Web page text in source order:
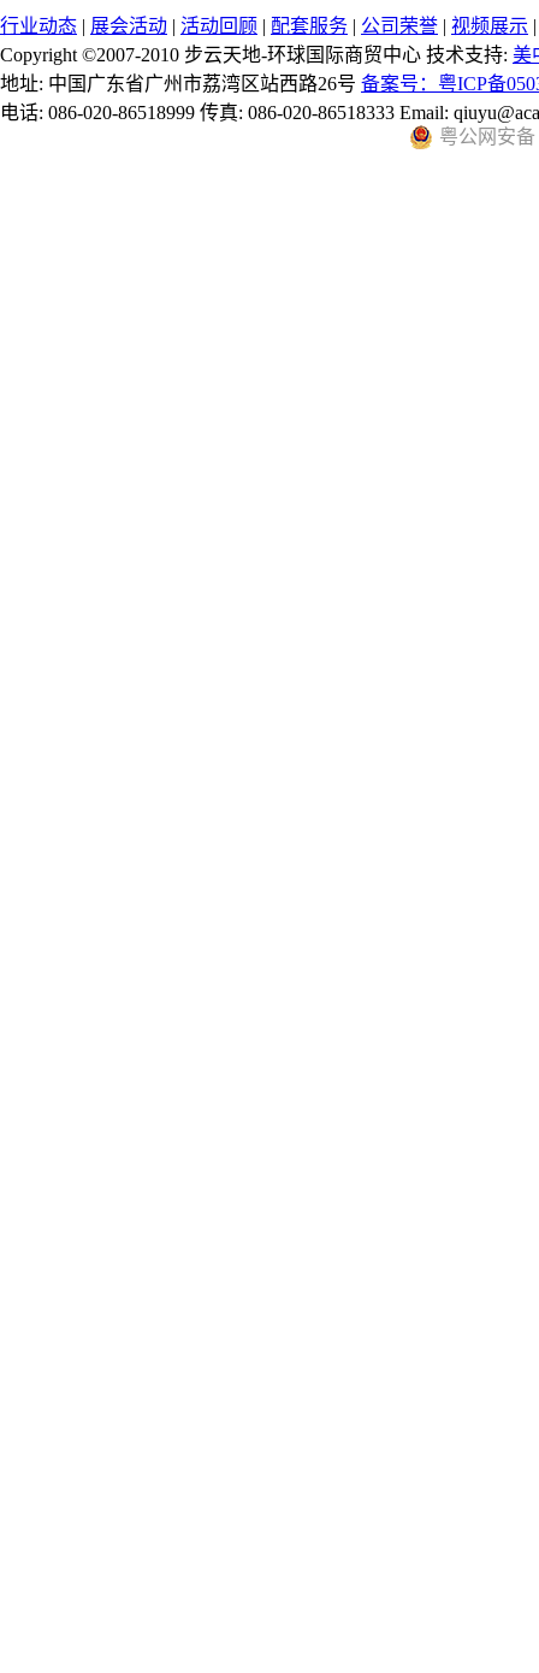
行业动态 | 展会活动 | 活动回顾 | 配套服务 | 公司荣誉 | 视频展示
Copyright ©2007-2010 步云天地-环球国际商贸中心 技术支持: 美
地址: 中国广东省广州市荔湾区站西路26号 备案号：粤ICP备
电话: 086-020-86518999 传真: 086-020-86518333 Email:
粤公网安备